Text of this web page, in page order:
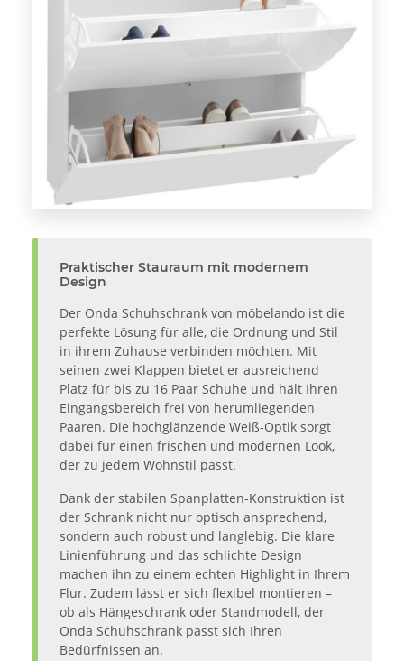
Praktischer Stauraum mit modernem
Design
Der Onda Schuhschrank von möbelando ist die
perfekte Lösung für alle, die Ordnung und Stil
in ihrem Zuhause verbinden möchten. Mit
seinen zwei Klappen bietet er ausreichend
Platz für bis zu 16 Paar Schuhe und hält Ihren
Eingangsbereich frei von herumliegenden
Paaren. Die hochglänzende Weiß-Optik sorgt
dabei für einen frischen und modernen Look,
der zu jedem Wohnstil passt.
Dank der stabilen Spanplatten-Konstruktion ist
der Schrank nicht nur optisch ansprechend,
sondern auch robust und langlebig. Die klare
Linienführung und das schlichte Design
machen ihn zu einem echten Highlight in Ihrem
Flur. Zudem lässt er sich flexibel montieren –
ob als Hängeschrank oder Standmodell, der
Onda Schuhschrank passt sich Ihren
Bedürfnissen an.